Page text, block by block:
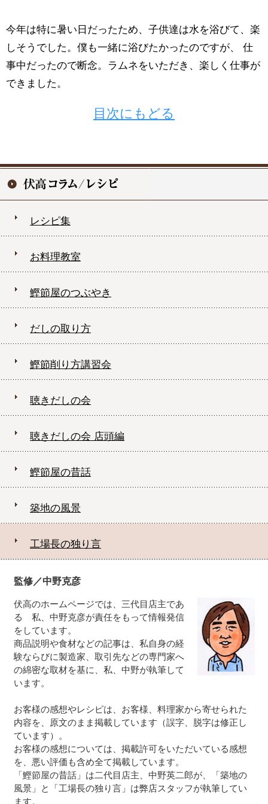
今年は特に暑い日だったため、子供達は水を浴びて、楽
しそうでした。僕も一緒に浴びたかったのですが、 仕
事中だったので断念。ラムネをいただき、楽しく仕事が
できました。
目次にもどる
レシピ集
お料理教室
鰹節屋のつぶやき
だしの取り方
鰹節削り方講習会
聴きだしの会
聴きだしの会 店頭編
鰹節屋の昔話
築地の風景
工場長の独り言
監修／中野克彦
伏高のホームページでは、三代目店主であ
る 私、中野克彦が責任をもって情報発信
をしています。
商品説明や食材などの記事は、私自身の経
験ならびに製造家、取引先などの専門家へ
の綿密な取材を基に、私、中野が執筆して
います。
お客様の感想やレシピは、お客様、料理家から寄せられた
内容を、原文のまま掲載しています（誤字、脱字は修正し
ています）。
お客様の感想については、掲載許可をいただいている感想
を、悪い評価も含め全て掲載しています。
「鰹節屋の昔話」は二代目店主、中野英二郎が、「築地の
風景」と「工場長の独り言」は弊店スタッフが執筆してい
ます。